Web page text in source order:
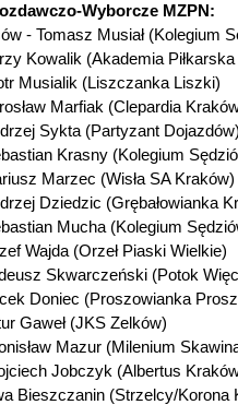
Wyborcze MZPN:
- Tomasz Musiał (Kolegium
Kowalik (Akademia
Musialik (Liszczanka Liszki)
Marfiak (Clepardia
Sykta (Partyzant
Krasny (Kolegium
Marzec (Wisła SA Kraków)
Dziedzic (Grębałowianka
Mucha (Kolegium
Wajda (Orzeł Piaski Wielkie)
Skwarczeński (Potok
Doniec (Proszowianka
Gaweł (JKS Zelków)
Mazur (Milenium
Jobczyk (Albertus
Bieszczanin (Strzelcy/Korona